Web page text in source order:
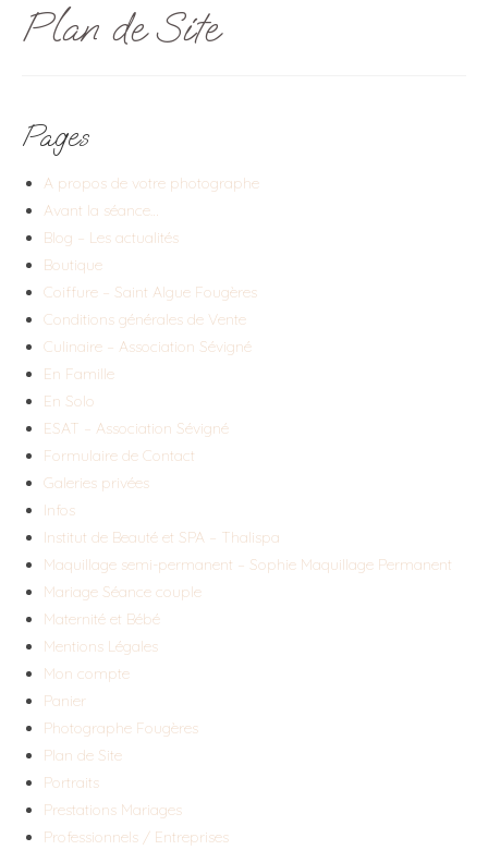
Plan de Site
Pages
A propos de votre photographe
Avant la séance…
Blog – Les actualités
Boutique
Coiffure – Saint Algue Fougères
Conditions générales de Vente
Culinaire – Association Sévigné
En Famille
En Solo
ESAT – Association Sévigné
Formulaire de Contact
Galeries privées
Infos
Institut de Beauté et SPA – Thalispa
Maquillage semi-permanent – Sophie Maquillage Permanent
Mariage Séance couple
Maternité et Bébé
Mentions Légales
Mon compte
Panier
Photographe Fougères
Plan de Site
Portraits
Prestations Mariages
Professionnels / Entreprises